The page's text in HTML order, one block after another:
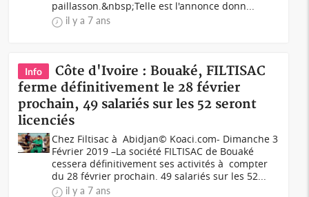
paillasson.&nbsp;Telle est l'annonce donn...
il y a 7 ans
Info
Côte d'Ivoire : Bouaké, FILTISAC
ferme définitivement le 28 février
prochain, 49 salariés sur les 52 seront
licenciés
Chez Filtisac à Abidjan© Koaci.com- Dimanche 3
Février 2019 –La société FILTISAC de Bouaké
cessera définitivement ses activités à compter
du 28 février prochain. 49 salariés sur les 52...
il y a 7 ans